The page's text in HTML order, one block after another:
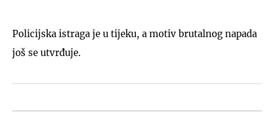
Policijska istraga je u tijeku, a motiv brutalnog napada
još se utvrđuje.